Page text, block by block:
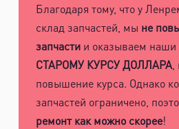
Благодаря тому, что у
склад запчастей, мы не
запчастии оказываем наши
СТАРОМУ КУРСУ ДОЛЛАРА,
повышение курса. Однако
запчастей ограничено,
ремонт как можно скорее!